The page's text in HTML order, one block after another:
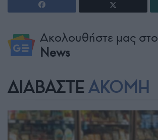
Ακολουθήστε μας στο
News
ΔΙΑΒΑΣΤΕ ΑΚΟΜΗ